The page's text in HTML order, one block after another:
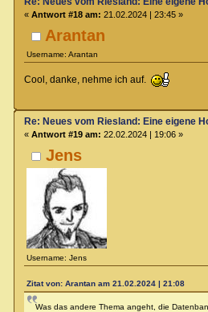
Arantan
Username: Arantan
« Antwort #18 am: 21.02.2024 | 23:45 »
Cool, danke, nehme ich auf.
Jens
Username: Jens
Re: Neues vom Riesland: Eine eigene
« Antwort #19 am: 22.02.2024 | 19:06 »
Zitat von: Arantan am 21.02.2024 | 21:08
Was das andere Thema angeht, die